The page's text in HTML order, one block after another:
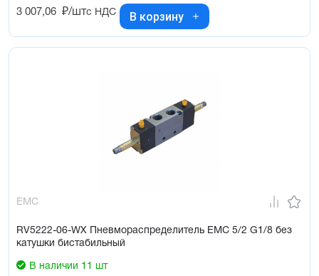
3 007,06 ₽/штс НДС В корзину
EMC
RV5222-06-WX Пневмораспределитель EMC 5/2 G1/8 без
катушки бистабильный
В наличии 11 шт